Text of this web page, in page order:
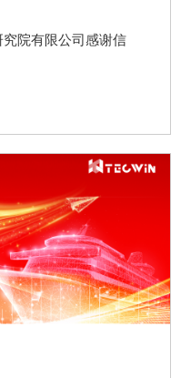
院有限公司感谢信